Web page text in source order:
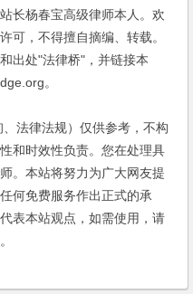
长杨春宝高级律师本人。欢
可，不得擅自摘编、转载。
出处"法律桥"，并链接本
。
律法规）仅供参考，不构
和时效性负责。您在处理具
。本站将努力为广大网友提
何免费服务作出正式的承
表本站观点，如需使用，请